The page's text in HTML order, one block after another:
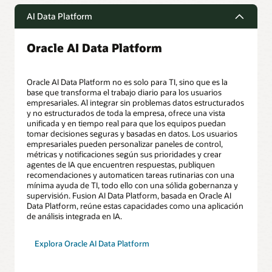
AI Data Platform
Oracle AI Data Platform
Oracle AI Data Platform no es solo para TI, sino que es la
base que transforma el trabajo diario para los usuarios
empresariales. Al integrar sin problemas datos estructurados
y no estructurados de toda la empresa, ofrece una vista
unificada y en tiempo real para que los equipos puedan
tomar decisiones seguras y basadas en datos. Los usuarios
empresariales pueden personalizar paneles de control,
métricas y notificaciones según sus prioridades y crear
agentes de IA que encuentren respuestas, publiquen
recomendaciones y automaticen tareas rutinarias con una
mínima ayuda de TI, todo ello con una sólida gobernanza y
supervisión. Fusion AI Data Platform, basada en Oracle AI
Data Platform, reúne estas capacidades como una aplicación
de análisis integrada en IA.
Explora Oracle AI Data Platform